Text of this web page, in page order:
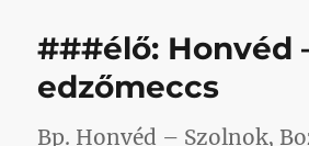
edzőmeccs
bejegyzéshez
###élő: Honvéd
edzőmeccs
Bp. Honvéd – Szolnok,